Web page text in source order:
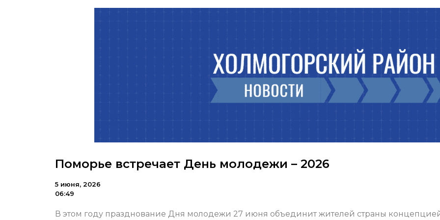
Поморье встречает День молодежи – 2026
5 июня, 2026
06:49
В этом году празднование Дня молодежи 27 июня объединит жителей страны